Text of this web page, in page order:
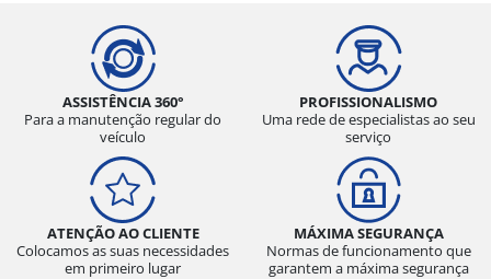
ASSISTÊNCIA 360°
Para a manutenção regular do
veículo
PROFISSIONALISMO
Uma rede de especialistas ao seu
serviço
ATENÇÃO AO CLIENTE
Colocamos as suas necessidades
em primeiro lugar
MÁXIMA SEGURANÇA
Normas de funcionamento que
garantem a máxima segurança